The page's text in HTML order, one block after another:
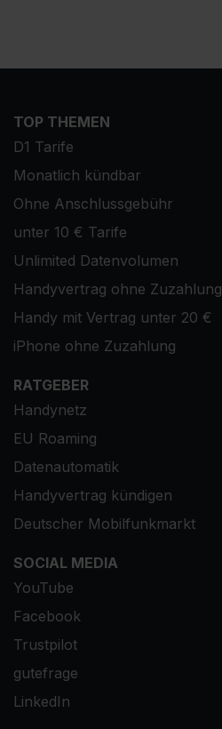
TOP THEMEN
D1 Tarife
Monatlich kündbar
Ohne Anschlussgebühr
unter 10 € Tarife
Unlimited Datenvolumen
Handyvertrag ohne Zuzahlung
Handy mit Vertrag unter 20 €
iPhone ohne Zuzahlung
RATGEBER
Handynetz
EU Roaming
Datenautomatik
Handyvertrag kündigen
Deutscher Mobilfunkmarkt
SOCIAL MEDIA
YouTube
Facebook
Trustpilot
gutefrage
LinkedIn